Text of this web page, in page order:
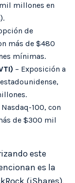
millones en
de
más de $480
mínimas.
– Exposición a
100, con
de $300 mil
este
es la